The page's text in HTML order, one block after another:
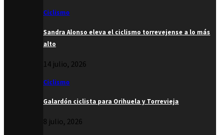
Ciclismo
Sandra Alonso eleva el ciclismo torrevejense a lo más
alto
14 julio, 2026
Ciclismo
Galardón ciclista para Orihuela y Torrevieja
8 julio, 2026